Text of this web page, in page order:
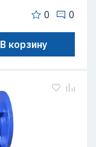
0 0
В корзину